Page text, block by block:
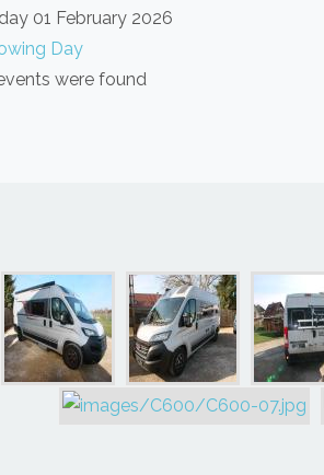
01 February 2026
Day
were found